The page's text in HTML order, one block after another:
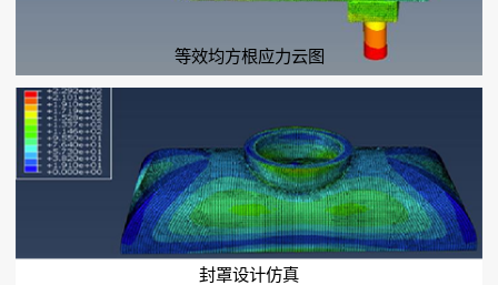
等效均方根应力云图
封罩设计仿真